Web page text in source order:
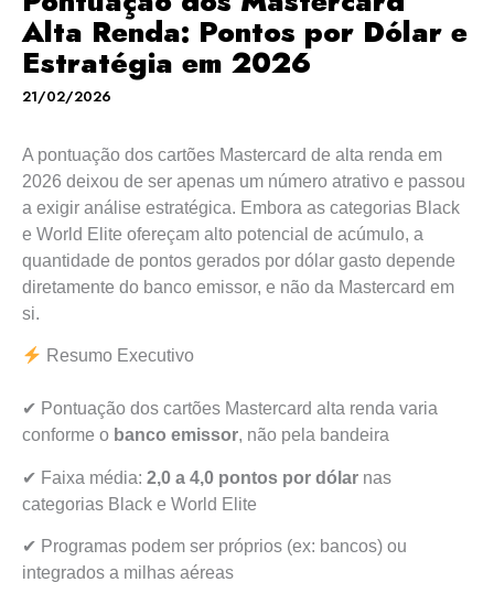
Alta Renda: Pontos por Dólar e
Estratégia em 2026
21/02/2026
A pontuação dos cartões Mastercard de alta renda em
2026 deixou de ser apenas um número atrativo e passou
a exigir análise estratégica. Embora as categorias Black
e World Elite ofereçam alto potencial de acúmulo, a
quantidade de pontos gerados por dólar gasto depende
diretamente do banco emissor, e não da Mastercard em
si.
Resumo Executivo
✔ Pontuação dos cartões Mastercard alta renda varia
conforme o banco emissor, não pela bandeira
✔ Faixa média: 2,0 a 4,0 pontos por dólar nas
categorias Black e World Elite
✔ Programas podem ser próprios (ex: bancos) ou
integrados a milhas aéreas